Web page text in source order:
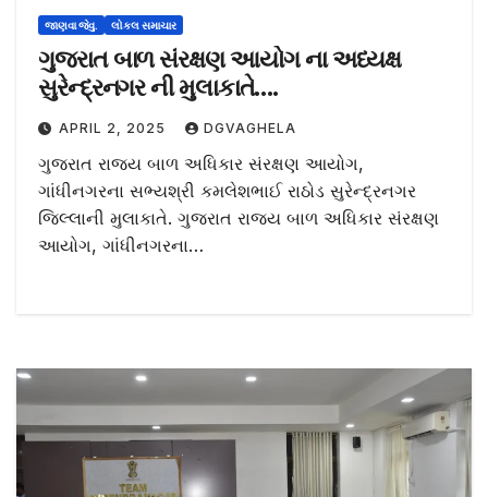
જાણવા જેવુ. લોકલ સમાચાર
ગુજરાત બાળ સંરક્ષણ આયોગ ના અધ્યક્ષ
સુરેન્દ્રનગર ની મુલાકાતે….
APRIL 2, 2025 DGVAGHELA
ગુજરાત રાજ્ય બાળ અધિકાર સંરક્ષણ આયોગ,
ગાંધીનગરના સભ્યશ્રી કમલેશભાઈ રાઠોડ સુરેન્દ્રનગર
જિલ્લાની મુલાકાતે. ગુજરાત રાજ્ય બાળ અધિકાર સંરક્ષણ
આયોગ, ગાંધીનગરના…